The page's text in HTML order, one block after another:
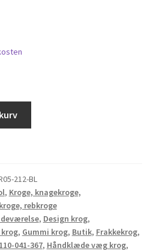
212-BL
, Kroge, knagekroge,
rebkroge
, Design krog,
, Gummi krog, Butik, Frakkekrog,
110-041-367, Håndklæde væg krog,